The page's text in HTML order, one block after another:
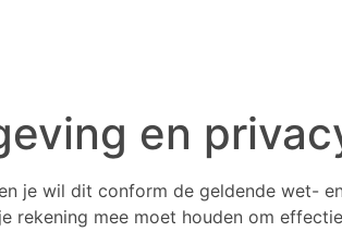
en
je wil dit conform de geldende wet-
rekening mee moet houden om